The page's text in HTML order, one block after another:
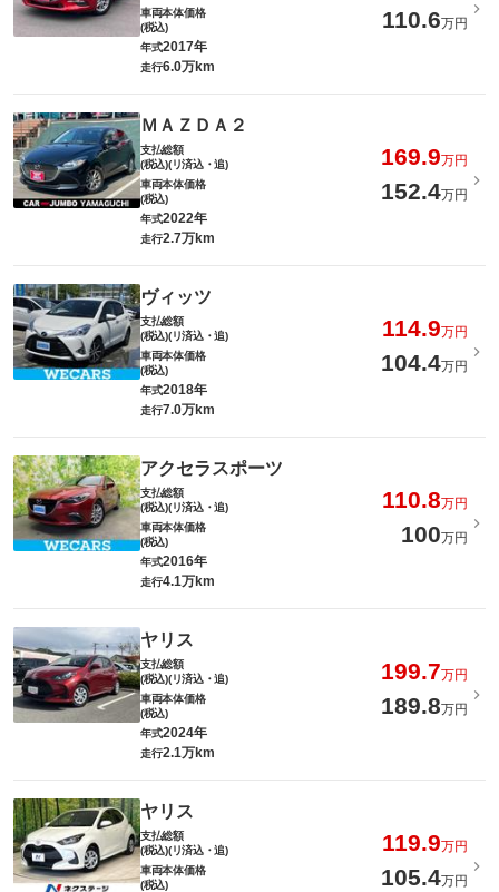
車両本体価格
(税込)
110.6万円
年式2017年
走行6.0万km
ＭＡＺＤＡ２
支払総額
(税込)(リ済込・追)
169.9万円
車両本体価格
(税込)
152.4万円
年式2022年
走行2.7万km
ヴィッツ
支払総額
(税込)(リ済込・追)
114.9万円
車両本体価格
(税込)
104.4万円
年式2018年
走行7.0万km
アクセラスポーツ
支払総額
(税込)(リ済込・追)
110.8万円
車両本体価格
(税込)
100万円
年式2016年
走行4.1万km
ヤリス
支払総額
(税込)(リ済込・追)
199.7万円
車両本体価格
(税込)
189.8万円
年式2024年
走行2.1万km
ヤリス
支払総額
(税込)(リ済込・追)
119.9万円
車両本体価格
(税込)
105.4万円